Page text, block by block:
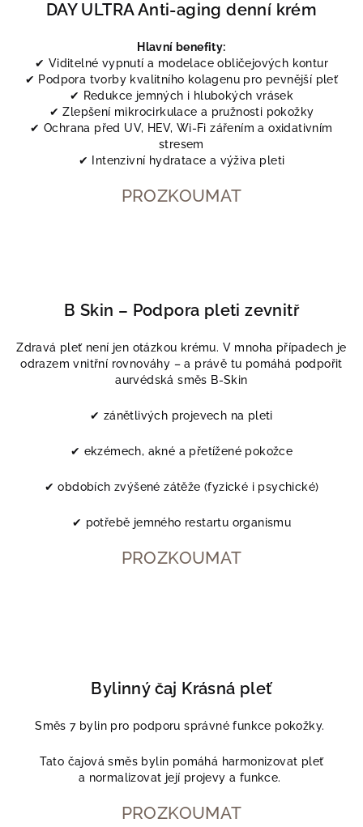
DAY ULTRA Anti-aging denní krém
Hlavní benefity:
✔ Viditelné vypnutí a modelace obličejových kontur
✔ Podpora tvorby kvalitního kolagenu pro pevnější pleť
✔ Redukce jemných i hlubokých vrásek
✔ Zlepšení mikrocirkulace a pružnosti pokožky
✔ Ochrana před UV, HEV, Wi-Fi zářením a oxidativním
stresem
✔ Intenzivní hydratace a výživa pleti
PROZKOUMAT
B Skin – Podpora pleti zevnitř
Zdravá pleť není jen otázkou krému. V mnoha případech je
odrazem vnitřní rovnováhy – a právě tu pomáhá podpořit
aurvédská směs B-Skin
✔ zánětlivých projevech na pleti
✔ ekzémech, akné a přetížené pokožce
✔ obdobích zvýšené zátěže (fyzické i psychické)
✔ potřebě jemného restartu organismu
PROZKOUMAT
Bylinný čaj Krásná pleť
Směs 7 bylin pro podporu správné funkce pokožky.
Tato čajová směs bylin pomáhá harmonizovat pleť
a normalizovat její projevy a funkce.
PROZKOUMAT